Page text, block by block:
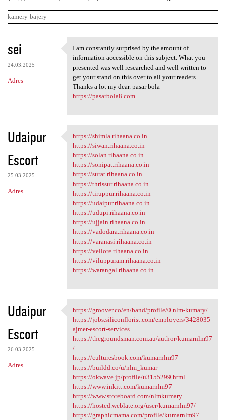
kamery-bajery
K
o
m
e
a
r
z
e
sei
24.03.2025
Adres
I am constantly surprised by
I am constantly surprised by the amount of
information accessible on this subject. What you
presented was well researched and well written to
get your stand on this over to all your readers.
Thanks a lot my dear. pasar bola
https://pasarbola8.com
Udaipur
Escort
25.03.2025
Adres
https://shimla.rihaana.co.in
https://shimla.rihaana.co.in
https://siwan.rihaana.co.in
https://solan.rihaana.co.in
https://sonipat.rihaana.co.in
https://surat.rihaana.co.in
https://thrissur.rihaana.co.in
https://tiruppur.rihaana.co.in
https://udaipur.rihaana.co.in
https://udupi.rihaana.co.in
https://ujjain.rihaana.co.in
https://vadodara.rihaana.co.in
https://varanasi.rihaana.co.in
https://vellore.rihaana.co.in
https://viluppuram.rihaana.co.in
https://warangal.rihaana.co.in
Udaipur
Escort
26.03.2025
Adres
https://groover.co/en/band
https://groover.co/en/band/profile/0.nlm-kumary/
https://jobs.siliconflorist.com/employers/3428035-
ajmer-escort-services
https://thegroundsman.com.au/author/kumarnlm97
/
https://culturesbook.com/kumarnlm97
https://buildd.co/u/nlm_kumar
https://okwave.jp/profile/u3155299.html
https://www.inkitt.com/kumarnlm97
https://www.storeboard.com/nlmkumary
https://hosted.weblate.org/user/kumarnlm97/
https://graphicmama.com/profile/kumarnlm97